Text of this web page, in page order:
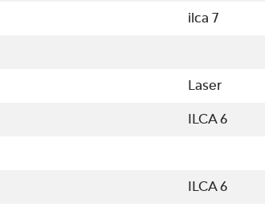
ilca 7
Laser
ILCA 6
ILCA 6